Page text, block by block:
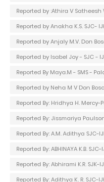
Reported by :Athira V Satheesh
Reported by Anakha K.S. SJC-
Reported by Anjaly M.V. Don
Reported by Isabel Joy - SJC -
Reported By Maya.M - SMS -
Reported by Neha M V Don
Reported By: Hridhya H. Mercy-
Reported By: Jissmariya
Reported By: A.M. Adithya SJC-
Reported By: ABHINAYA K.B. SJC-
Reported By: Abhirami K.R. SJK-
Reported By: Adithya K. R. SJC-